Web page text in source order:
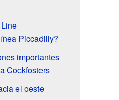
Piccadilly?
importantes
Cockfosters
el oeste